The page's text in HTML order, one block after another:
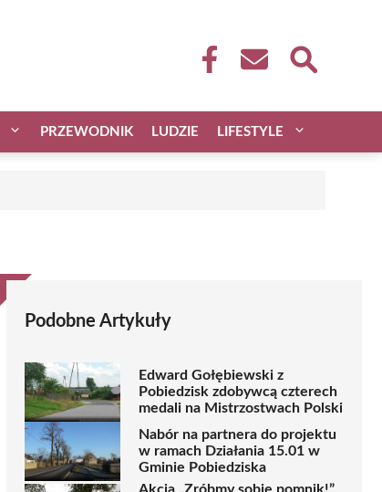
PRZEWODNIK LUDZIE LIFESTYLE
Podobne Artykuły
Edward Gołębiewski z
Pobiedzisk zdobywcą czterech
medali na Mistrzostwach Polski
Nabór na partnera do projektu
w ramach Działania 15.01 w
Gminie Pobiedziska
Akcja „Zróbmy sobie pomnik!”